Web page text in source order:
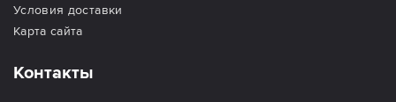
Условия доставки
Карта сайта
Контакты